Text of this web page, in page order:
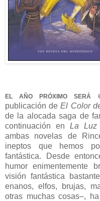
EL AÑO PRÓXIMO SERÁ
publicación deEl Color
de la alocada saga de
continuación en La Luz
ambas novelas de
ineptos que hemos
fantástica. Desde
humor enimentemente
visión fantástica
enanos, elfos, brujas,
otras muchas cosas–,